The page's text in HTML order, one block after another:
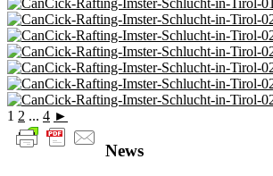
1 2 ... 4 ►
News